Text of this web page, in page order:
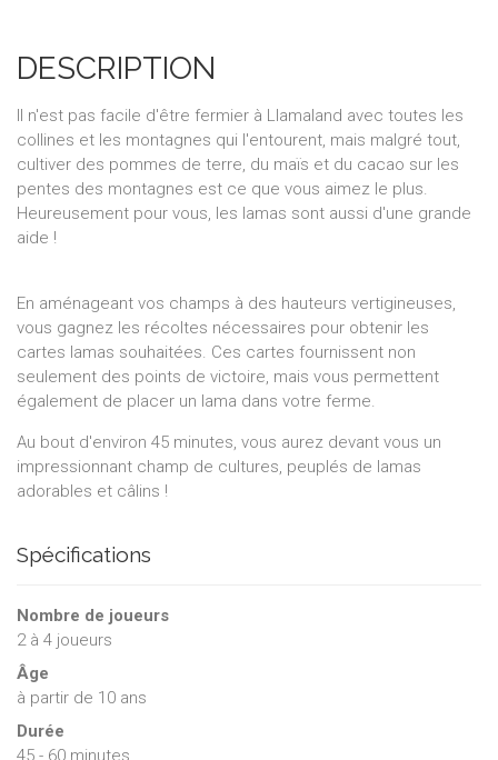
DESCRIPTION
Il n'est pas facile d'être fermier à Llamaland avec toutes les
collines et les montagnes qui l'entourent, mais malgré tout,
cultiver des pommes de terre, du maïs et du cacao sur les
pentes des montagnes est ce que vous aimez le plus.
Heureusement pour vous, les lamas sont aussi d'une grande
aide !
En aménageant vos champs à des hauteurs vertigineuses,
vous gagnez les récoltes nécessaires pour obtenir les
cartes lamas souhaitées. Ces cartes fournissent non
seulement des points de victoire, mais vous permettent
également de placer un lama dans votre ferme.
Au bout d'environ 45 minutes, vous aurez devant vous un
impressionnant champ de cultures, peuplés de lamas
adorables et câlins !
Spécifications
Nombre de joueurs
2à 4 joueurs
Âge
à partir de 10 ans
Durée
45 - 60 minutes